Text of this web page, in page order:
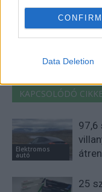
CONFIRM
Data Deletion
Szeretem az
KAPCSOLÓDÓ
Elektromos
autó
97,6
25